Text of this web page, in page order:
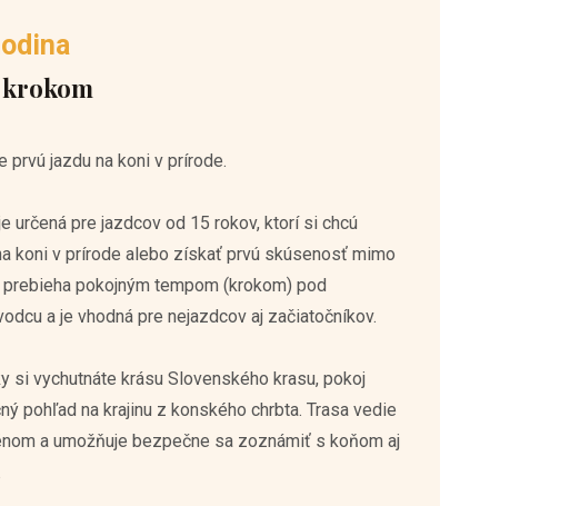
krokom
prvú jazdu na koni v prírode.
určená pre jazdcov od 15 rokov, ktorí si chcú
koni v prírode alebo získať prvú skúsenosť mimo
pokojným tempom (krokom) pod
a je vhodná pre nejazdcov aj začiatočníkov.
si vychutnáte krásu Slovenského krasu, pokoj
pohľad na krajinu z konského chrbta. Trasa vedie
a umožňuje bezpečne sa zoznámiť s koňom aj